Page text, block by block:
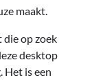
maakt.
op zoek
desktop
is een